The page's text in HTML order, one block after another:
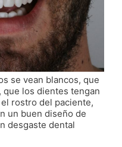
se vean blancos, que
que los dientes tengan
rostro del paciente,
un buen diseño de
desgaste dental